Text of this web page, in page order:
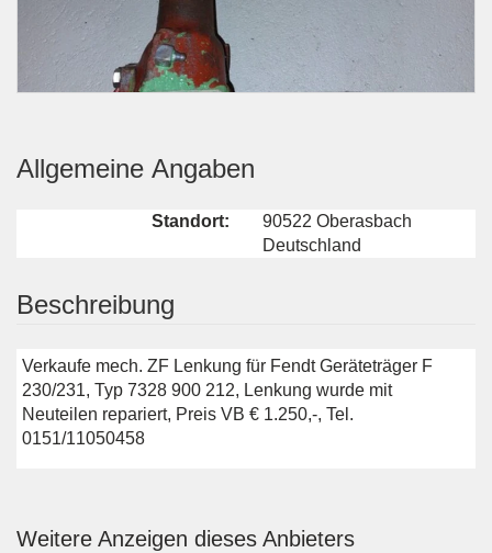
Allgemeine Angaben
Standort:
90522 Oberasbach
Deutschland
Beschreibung
Verkaufe mech. ZF Lenkung für Fendt Geräteträger F
230/231, Typ 7328 900 212, Lenkung wurde mit
Neuteilen repariert, Preis VB € 1.250,-, Tel.
0151/11050458
Weitere Anzeigen dieses Anbieters